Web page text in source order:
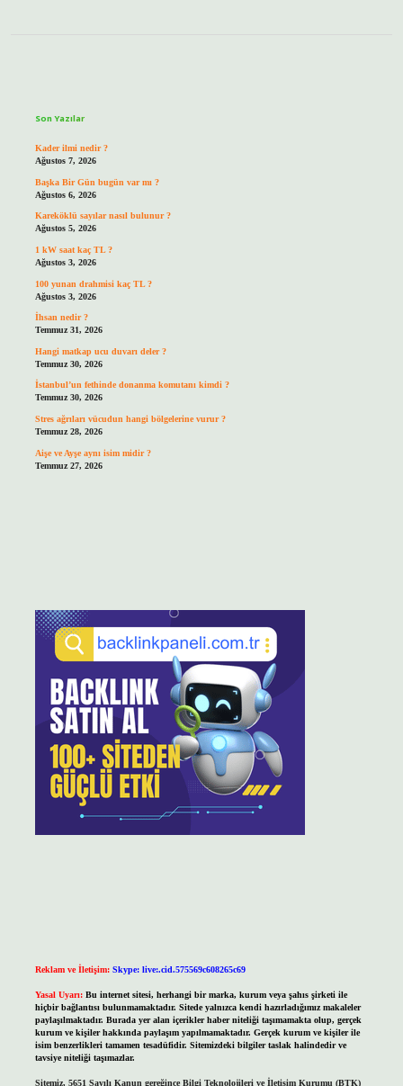
Son Yazılar
Kader ilmi nedir ?
Ağustos 7, 2026
Başka Bir Gün bugün var mı ?
Ağustos 6, 2026
Kareköklü sayılar nasıl bulunur ?
Ağustos 5, 2026
1 kW saat kaç TL ?
Ağustos 3, 2026
100 yunan drahmisi kaç TL ?
Ağustos 3, 2026
İhsan nedir ?
Temmuz 31, 2026
Hangi matkap ucu duvarı deler ?
Temmuz 30, 2026
İstanbul’un fethinde donanma komutanı kimdi ?
Temmuz 30, 2026
Stres ağrıları vücudun hangi bölgelerine vurur ?
Temmuz 28, 2026
Aişe ve Ayşe aynı isim midir ?
Temmuz 27, 2026
Reklam ve İletişim: Skype: live:.cid.575569c608265c69
Yasal Uyarı: Bu internet sitesi, herhangi bir marka, kurum veya şahıs şirketi ile
hiçbir bağlantısı bulunmamaktadır. Sitede yalnızca kendi hazırladığımız makaleler
paylaşılmaktadır. Burada yer alan içerikler haber niteliği taşımamakta olup, gerçek
kurum ve kişiler hakkında paylaşım yapılmamaktadır. Gerçek kurum ve kişiler ile
isim benzerlikleri tamamen tesadüfidir. Sitemizdeki bilgiler taslak halindedir ve
tavsiye niteliği taşımazlar.
Sitemiz, 5651 Sayılı Kanun gereğince Bilgi Teknolojileri ve İletişim Kurumu (BTK)